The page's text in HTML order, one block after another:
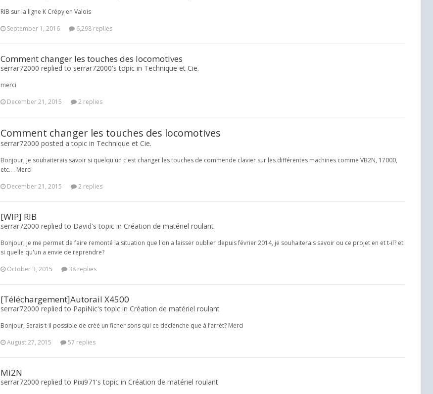
RIB sur la ligne K Crépy en Valois
September 1, 2016
6,298 replies
Comment changer les touches des locomotives
serrar72000 replied to serrar72000's topic in Technique et Cie.
merci
December 21, 2015
2 replies
Comment changer les touches des locomotives
serrar72000 posted a topic in Technique et Cie.
Bonjour, Je souhaiterais savoir si quelqu'un c'est changer les touches de commende clavier sur les différentes machines comme VB2N, 17000,
etc.. . Merci
December 21, 2015
2 replies
[WIP] RIB
serrar72000 replied to David's topic in Création de matériel roulant
Bonjour, Je me permet de faire remonté la situation que l'on a laisser oublier depuis février 2014, je souhaiterais savoir ou ce projet en et t-il? et
si quelle qu'un a envie de reprendre?
October 3, 2015
38 replies
[Téléchargement]Autorail X4500
serrar72000 replied to PapiNic's topic in Création de matériel roulant
Bonjour, Serais t-il possible de créé un ficher sons qui ce déclenche que à l’arrêt? Merci
August 27, 2015
57 replies
Mi2N
serrar72000 replied to Pixi971's topic in Création de matériel roulant